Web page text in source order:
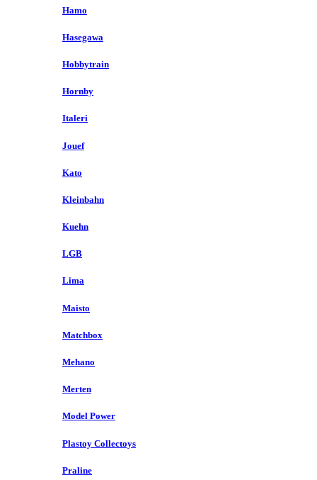
Hamo
Hasegawa
Hobbytrain
Hornby
Italeri
Jouef
Kato
Kleinbahn
Kuehn
LGB
Lima
Maisto
Matchbox
Mehano
Merten
Model Power
Plastoy Collectoys
Praline